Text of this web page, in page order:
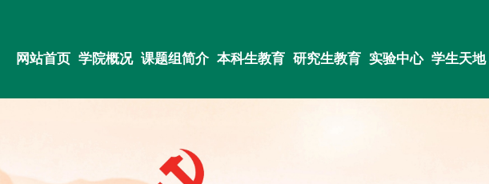
网站首页 学院概况 课题组简介 本科生教育 研究生教育 实验中心 学生天地